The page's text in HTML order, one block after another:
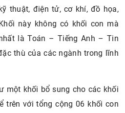
thuật, điện tử, cơ khí, đồ họa,
này không có khối con mà
là Toán – Tiếng Anh – Tin
thù của các ngành trong lĩnh
một khối bổ sung cho các khối
trên với tổng cộng 06 khối con